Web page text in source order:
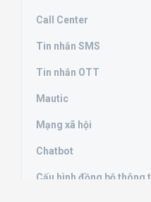
Call Center
Tin nhắn SMS
Tin nhắn OTT
Mautic
Mạng xã hội
Chatbot
Cấu hình đồng bộ thông